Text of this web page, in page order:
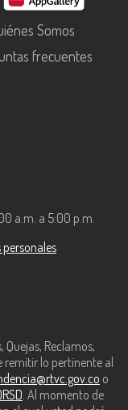
Somos
frecuentes
a.m. a 5:00 p.m.
Reclamos,
remitir lo pertinente al
o
. Al momento de